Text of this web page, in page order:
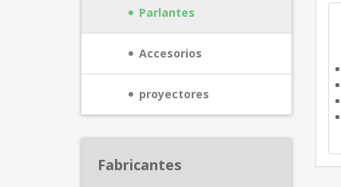
Parlantes
Accesorios
proyectores
Fabricantes